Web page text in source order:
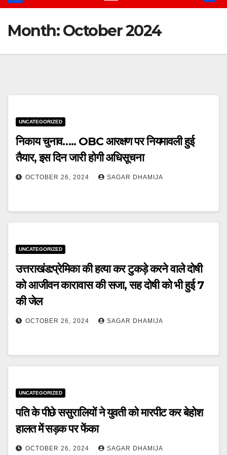
Month:October 2024
UNCATEGORIZED
निकाय चुनाव….. OBC आरक्षण पर नियमावली हुई
तैयार, इस दिन जारी होगी अधिसूचना
OCTOBER 26, 2024 SAGAR DHAMIJA
UNCATEGORIZED
उत्तराखंड:प्रेमिका की हत्या कर टुकड़े करने वाले दोषी
को आजीवन कारावास की सजा, सह दोषी को भी हुई 7
की जेल
OCTOBER 26, 2024 SAGAR DHAMIJA
UNCATEGORIZED
पति के पीछे ससुरालियों ने युवती को मारपीट कर बेहोश
हालत में सड़क पर फेंका
OCTOBER 26, 2024 SAGAR DHAMIJA